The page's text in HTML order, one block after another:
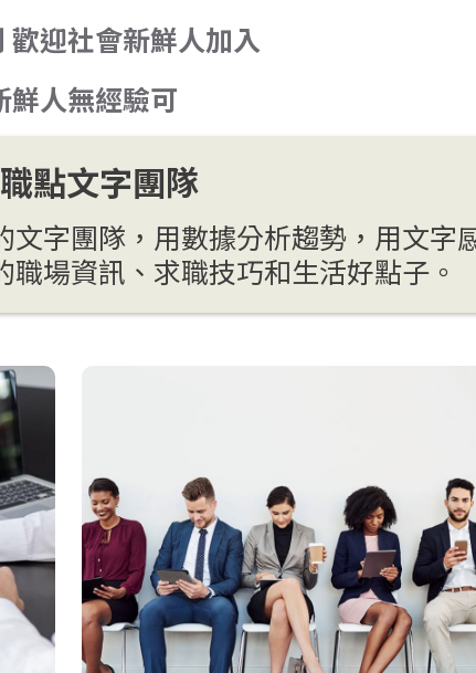
迎社會新鮮人加入
人無經驗可
點文字團隊
文字團隊，用數據分析趨勢，用文字
職場資訊、求職技巧和生活好點子。